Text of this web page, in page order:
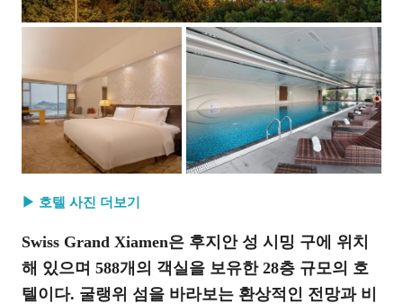
▶ 호텔 사진 더보기
Swiss Grand Xiamen은 후지안 성 시밍 구에 위치
해 있으며 588개의 객실을 보유한 28층 규모의 호
텔이다. 굴랭위 섬을 바라보는 환상적인 전망과 비